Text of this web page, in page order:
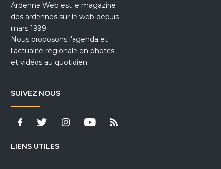
Ardenne Web est le magazine
des ardennes sur le web depuis
mars 1999.
Nous proposons l'agenda et
l'actualité régionale en photos
et vidéos au quotidien.
SUIVEZ NOUS
LIENS UTILES